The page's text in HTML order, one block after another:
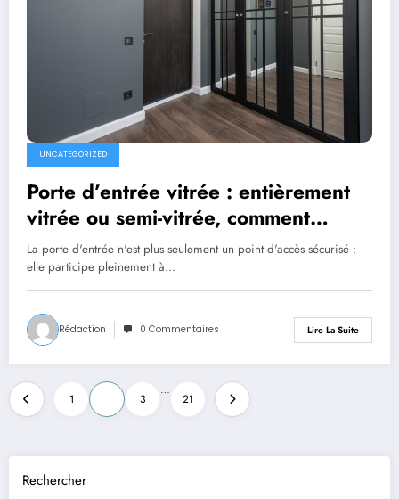
UNCATEGORIZED
Porte d’entrée vitrée : entièrement
vitrée ou semi-vitrée, comment
choisir ?
La porte d'entrée n'est plus seulement un point d'accès sécurisé :
elle participe pleinement à…
Rédaction 0 Commentaires Lire La Suite
Pagination
des
publications
1 3
…
21
Rechercher